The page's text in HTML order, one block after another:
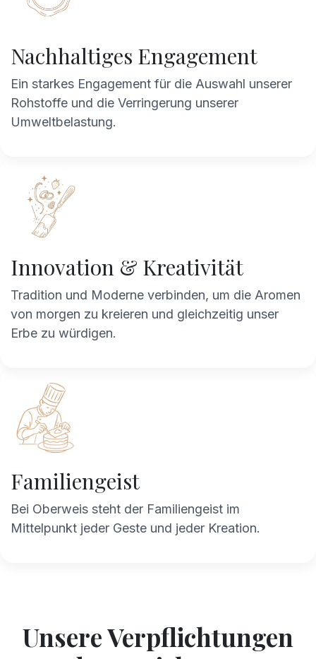
Nachhaltiges Engagement
Ein starkes Engagement für die Auswahl unserer
Rohstoffe und die Verringerung unserer
Umweltbelastung.
Innovation & Kreativität
Tradition und Moderne verbinden, um die Aromen
von morgen zu kreieren und gleichzeitig unser
Erbe zu würdigen.
Familiengeist
Bei Oberweis steht der Familiengeist im
Mittelpunkt jeder Geste und jeder Kreation. ​
Unsere Verpflichtungen